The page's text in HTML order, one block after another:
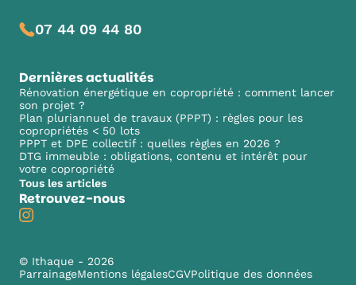
07 44 09 44 80
Dernières actualités
Rénovation énergétique en copropriété : comment lancer
son projet ?
Plan pluriannuel de travaux (PPPT) : règles pour les
copropriétés < 50 lots
PPPT et DPE collectif : quelles règles en 2026 ?
DTG immeuble : obligations, contenu et intérêt pour
votre copropriété
Tous les articles
Retrouvez-nous
© Ithaque - 2026
ParrainageMentions légalesCGVPolitique des données